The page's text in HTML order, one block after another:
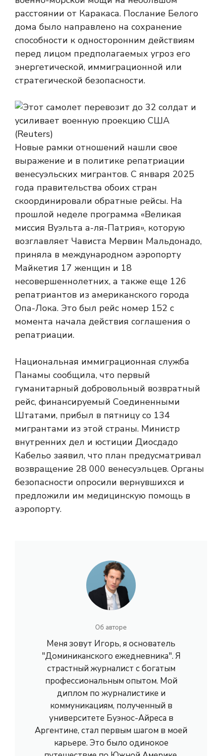
расстоянии от Каракаса. Послание Белого
дома было направлено на сохранение
способности к односторонним действиям
перед лицом предполагаемых угроз его
энергетической, иммиграционной или
стратегической безопасности.
Новые рамки отношений нашли свое
выражение и в политике репатриации
венесуэльских мигрантов. С января 2025
года правительства обоих стран
скоординировали обратные рейсы. На
прошлой неделе программа «Великая
миссия Вуэльта а-ля-Патрия», которую
возглавляет Чависта Мервин Мальдонадо,
приняла в международном аэропорту
Майкетия 17 женщин и 18
несовершеннолетних, а также еще 126
репатриантов из американского города
Опа-Лока. Это был рейс номер 152 с
момента начала действия соглашения о
репатриации.
Национальная иммиграционная служба
Панамы сообщила, что первый
гуманитарный добровольный возвратный
рейс, финансируемый Соединенными
Штатами, прибыл в пятницу со 134
мигрантами из этой страны. Министр
внутренних дел и юстиции Диосдадо
Кабельо заявил, что план предусматривал
возвращение 28 000 венесуэльцев. Органы
безопасности опросили вернувшихся и
предложили им медицинскую помощь в
аэропорту.
Об авторе
Меня зовут Игорь, я основатель
"Доминиканского ежедневника". Я
страстный журналист с богатым
профессиональным опытом. Мой
диплом по журналистике и
коммуникациям, полученный в
университете Буэнос-Айреса в
Аргентине, стал первым шагом в моей
карьере. Это было одинокое